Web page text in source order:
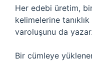
Her edebi üretim,
kelimelerine
varoluşunu da yazar.
Bir cümleye